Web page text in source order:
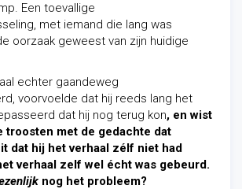
Een toevallige
met iemand die lang was
oorzaak geweest van zijn huidige
echter gaandeweg
voorvoelde dat hij reeds lang het
dat hij nog terug kon, en wist
troosten met de gedachte dat
dat hij het verhaal zélf niet had
verhaal zelf wel écht was gebeurd.
nog het probleem?